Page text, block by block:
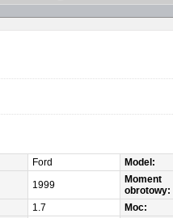
Ford
Model:
1999
Moment
obrotowy:
1.7
Moc: